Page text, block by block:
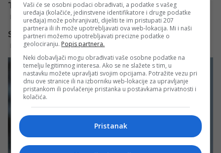
Vaši će se osobni podaci obrađivati, a podatke s vašeg
uređaja (kolačiće, jedinstvene identifikatore i druge podatke
uređaja) može pohranjivati, dijeliti te im pristupati 207
partnera ili ih može upotrebljavati ova web-lokacija. Mi i naši
partneri možemo upotrebljavati precizne podatke o
geolociranju. Popis partnera.
Neki dobavljači mogu obrađivati vaše osobne podatke na
temelju legitimnog interesa. Ako se ne slažete s tim, u
nastavku možete upravljati svojim opcijama. Potražite vezu pri
dnu ove stranice ili na izborniku web-lokacije za upravljanje
pristankom ili povlačenje pristanka u postavkama privatnosti i
kolačića.
Pristanak